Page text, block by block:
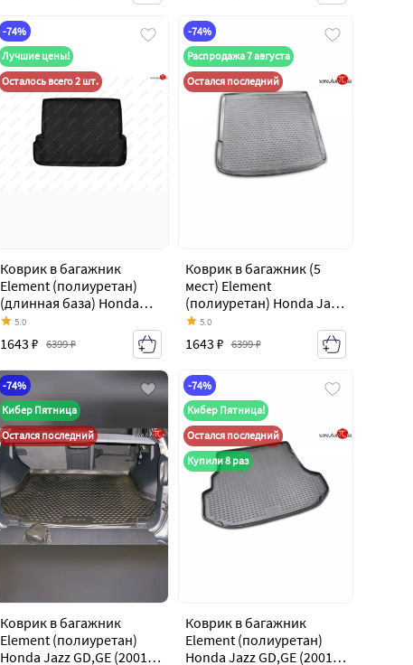
-74%
Лучшие цены!
Осталось всего 2 шт.
Коврик в багажник
Element (полиуретан)
(длинная база) Honda
Jazz GD,GE (2001-2008)
хэтчбек 5 дв. рестайлинг
5.0
1643 ₽ 6399 ₽
-74%
Распродажа 7 августа
Остался последний
Коврик в багажник (5
мест) Element
(полиуретан) Honda Jazz
GD,GE (2001-2008)
хэтчбек 5 дв. рестайлинг
5.0
1643 ₽ 6399 ₽
-74%
Кибер Пятница
Остался последний
Коврик в багажник
Element (полиуретан)
Honda Jazz GD,GE (2001-
-74%
Кибер Пятница!
Остался последний
Купили 8 раз
Коврик в багажник
Element (полиуретан)
Honda Jazz GD,GE (2001-